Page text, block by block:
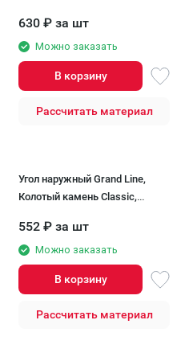
630 ₽ за шт
Можно заказать
В корзину
Рассчитать материал
Угол наружный Grand Line,
Колотый камень Classic,
552 ₽ за шт
Можно заказать
В корзину
Рассчитать материал